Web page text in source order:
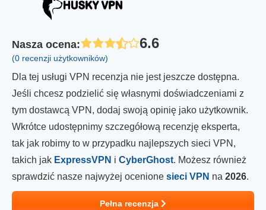
Nasza ocena: 6.6
(0 recenzji użytkowników)
Dla tej usługi VPN recenzja nie jest jeszcze dostępna.
Jeśli chcesz podzielić się własnymi doświadczeniami z
tym dostawcą VPN, dodaj swoją opinię jako użytkownik.
Wkrótce udostępnimy szczegółową recenzję eksperta,
tak jak robimy to w przypadku najlepszych sieci VPN,
takich jak ExpressVPN i CyberGhost. Możesz również
sprawdzić nasze najwyżej ocenione sieci VPN na 2026.
Pełna recenzja